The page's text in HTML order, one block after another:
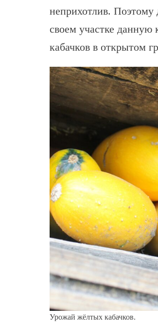
неприхотлив.
своем участке
кабачков в открытом
Урожай жёлтых кабачков.